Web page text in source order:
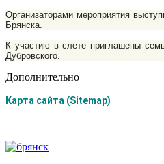
Организаторами мероприятия
Брянска.
К участию в слете приглашены
Дубровского.
Дополнительно
Карта сайта (Sitemap)